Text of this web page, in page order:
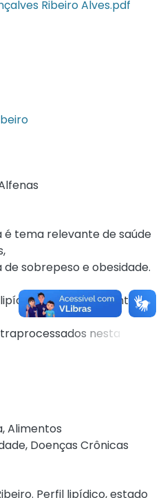
Ribeiro Alves.pdf
é tema relevante de saúde
sobrepeso e obesidade.
em adolescentes,
nesta
são
e de sódio, além de baixo
bioativos. O
nos perfis
aumento
,Alimentos
, Doenças Crônicas
Perfil lipídico, estado